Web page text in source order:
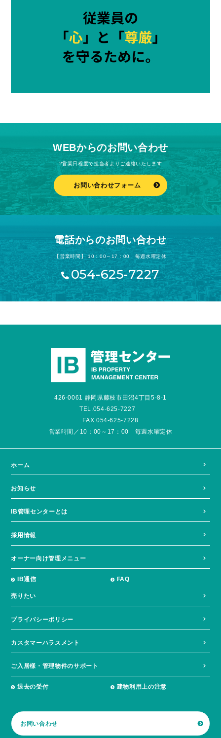
WEBからのお問い合わせ
2営業日程度で担当者よりご連絡いたします
お問い合わせフォーム
電話からのお問い合わせ
【営業時間】 10：00～17：00 毎週水曜定休
054-625-7227
426-0061 静岡県藤枝市田沼4丁目5-8-1
TEL.054-625-7227
FAX.054-625-7228
営業時間／10：00～17：00 毎週水曜定休
ホーム
お知らせ
IB管理センターとは
採用情報
オーナー向け管理メニュー
IB通信 FAQ
売りたい
プライバシーポリシー
カスタマーハラスメント
ご入居様・管理物件のサポート
退去の受付 建物利用上の注意
お問い合わせ